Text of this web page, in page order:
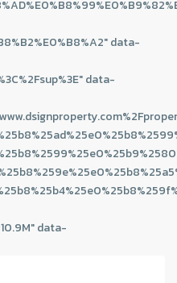
data-
data-
data-